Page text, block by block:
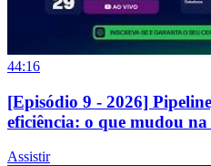
44:16
[Episódio 9 - 2026]
eficiência: o que mudou
Assistir